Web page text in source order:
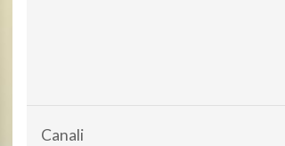
Canali